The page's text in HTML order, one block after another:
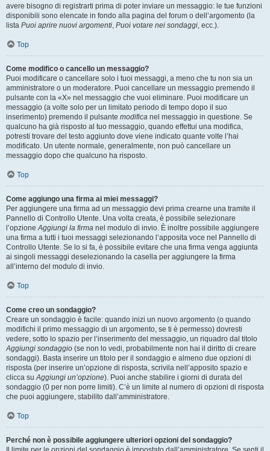
avere bisogno di registrarti prima di poter inviare un messaggio: le tue funzioni
disponibili sono elencate in fondo alla pagina del forum o dell’argomento (la
lista Puoi aprire nuovi argomenti, Puoi votare nei sondaggi, ecc.).
Top
Come modifico o cancello un messaggio?
Puoi modificare o cancellare solo i tuoi messaggi, a meno che tu non sia un
amministratore o un moderatore. Puoi cancellare un messaggio premendo il
pulsante con la «X» nel messaggio che vuoi eliminare. Puoi modificare un
messaggio (a volte solo per un limitato periodo di tempo dopo il suo
inserimento) premendo il pulsante modifica nel messaggio in questione. Se
qualcuno ha già risposto al tuo messaggio, quando effettui una modifica,
potresti trovare del testo aggiunto dove viene indicato quante volte l’hai
modificato. Un utente normale, generalmente, non può cancellare un
messaggio dopo che qualcuno ha risposto.
Top
Come aggiungo una firma ai miei messaggi?
Per aggiungere una firma ad un messaggio devi prima crearne una tramite il
Pannello di Controllo Utente. Una volta creata, è possibile selezionare
l’opzioneAggiungi la firma nel modulo di invio. È inoltre possibile aggiungere
una firma a tutti i tuoi messaggi selezionando l’apposita voce nel Pannello di
Controllo Utente. Se lo si fa, è possibile evitare che una firma venga aggiunta
ai singoli messaggi deselezionando la casella per aggiungere la firma
all’interno del modulo di invio.
Top
Come creo un sondaggio?
Creare un sondaggio è facile: quando inizi un nuovo argomento (o quando
modifichi il primo messaggio di un argomento, se ti è permesso) dovresti
vedere, sotto lo spazio per l’inserimento del messaggio, un riquadro dal titolo
Aggiungi sondaggio (se non lo vedi, probabilmente non hai il diritto di creare
sondaggi). Basta inserire un titolo per il sondaggio e almeno due opzioni di
risposta (per inserire un’opzione di risposta, scrivila nell’apposito spazio e
clicca suAggiungi un’opzione). Puoi anche stabilire i giorni di durata del
sondaggio (0 per non porre limiti). C’è un limite al numero di opzioni di risposta
che puoi aggiungere, stabilito dall’amministratore.
Top
Perché non è possibile aggiungere ulteriori opzioni del sondaggio?